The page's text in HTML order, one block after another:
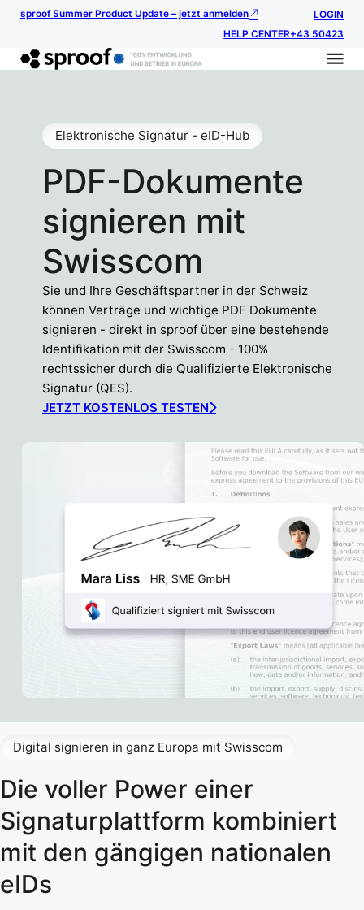
sproof Summer Product Update – jetzt anmelden
LOGIN
HELP CENTER+43 50423
PDF-Dokumente
signieren mit
Swisscom
Elektronische Signatur - eID-Hub
Sie und Ihre Geschäftspartner in der Schweiz
können Verträge und wichtige PDF Dokumente
signieren - direkt in sproof über eine bestehende
Identifikation mit der Swisscom - 100%
rechtssicher durch die Qualifizierte Elektronische
Signatur (QES).
JETZT KOSTENLOS TESTEN
Die voller Power einer
Signaturplattform kombiniert
mit den gängigen nationalen
eIDs
Digital signieren in ganz Europa mit Swisscom